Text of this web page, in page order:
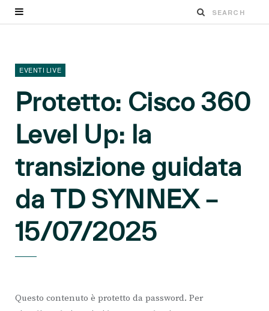
EVENTI LIVE
Protetto: Cisco 360
Level Up: la
transizione guidata
da TD SYNNEX –
15/07/2025
Questo contenuto è protetto da password. Per